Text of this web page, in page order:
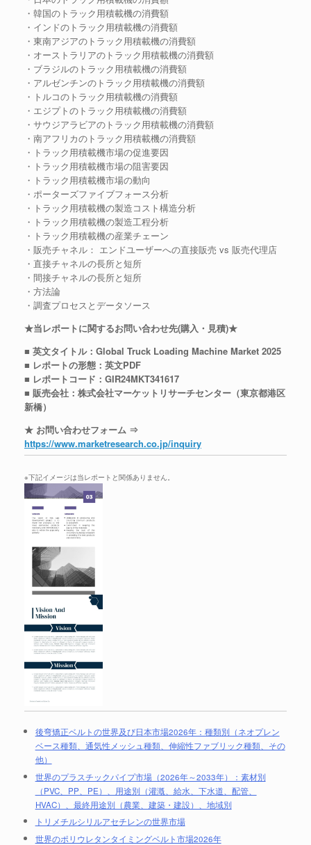
・韓国のトラック用積載機の消費額
・インドのトラック用積載機の消費額
・東南アジアのトラック用積載機の消費額
・オーストラリアのトラック用積載機の消費額
・ブラジルのトラック用積載機の消費額
・アルゼンチンのトラック用積載機の消費額
・トルコのトラック用積載機の消費額
・エジプトのトラック用積載機の消費額
・サウジアラビアのトラック用積載機の消費額
・南アフリカのトラック用積載機の消費額
・トラック用積載機市場の促進要因
・トラック用積載機市場の阻害要因
・トラック用積載機市場の動向
・ポーターズファイブフォース分析
・トラック用積載機の製造コスト構造分析
・トラック用積載機の製造工程分析
・トラック用積載機の産業チェーン
・販売チャネル： エンドユーザーへの直接販売 vs 販売代理店
・直接チャネルの長所と短所
・間接チャネルの長所と短所
・方法論
・調査プロセスとデータソース
★当レポートに関するお問い合わせ先(購入・見積)★
■ 英文タイトル：Global Truck Loading Machine Market 2025
■ レポートの形態：英文PDF
■ レポートコード：GIR24MKT341617
■ 販売会社：株式会社マーケットリサーチセンター（東京都港区
新橋）
★ お問い合わせフォーム ⇒
https://www.marketresearch.co.jp/inquiry
※下記イメージは当レポートと関係ありません。
後弯矯正ベルトの世界及び日本市場2026年：種類別（ネオプレン
ベース種類、通気性メッシュ種類、伸縮性ファブリック種類、その
他）
世界のプラスチックパイプ市場（2026年～2033年）：素材別
（PVC、PP、PE）、用途別（灌漑、給水、下水道、配管、
HVAC）、最終用途別（農業、建築・建設）、地域別
トリメチルシリルアセチレンの世界市場
世界のポリウレタンタイミングベルト市場2026年